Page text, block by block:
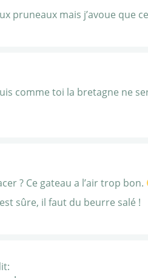
pruneaux mais j’avoue que
comme toi la bretagne ne
? Ce gateau a l’air trop bon.
sûre, il faut du beurre salé !